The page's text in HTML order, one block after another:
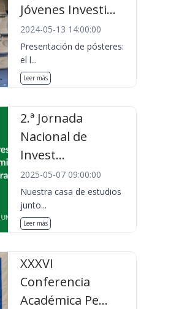
Jóvenes Investi...
2024-05-13 14:00:00
Presentación de pósteres:
el l...
Leer más
2.ª Jornada
Nacional de
Invest...
2025-05-07 09:00:00
Nuestra casa de estudios
junto...
Leer más
XXXVI
Conferencia
Académica Pe...